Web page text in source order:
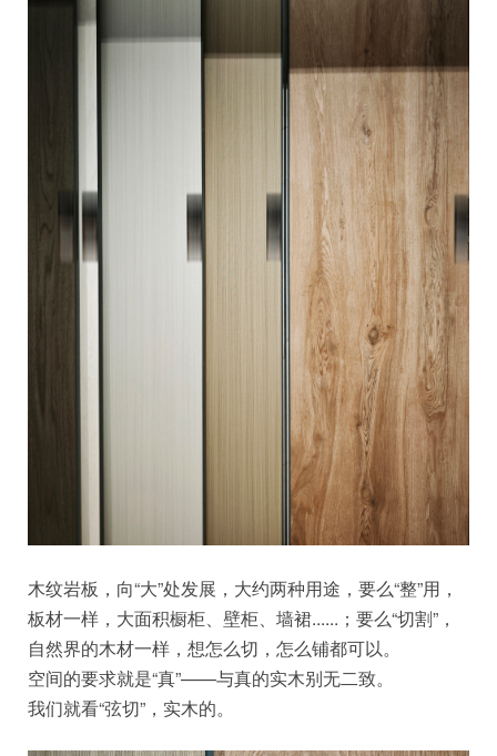
木纹岩板，向“大”处发展，大约两种用途，要么“整”用，
板材一样，大面积橱柜、壁柜、墙裙......；要么“切割”，
自然界的木材一样，想怎么切，怎么铺都可以。
空间的要求就是“真”——与真的实木别无二致。
我们就看“弦切”，实木的。